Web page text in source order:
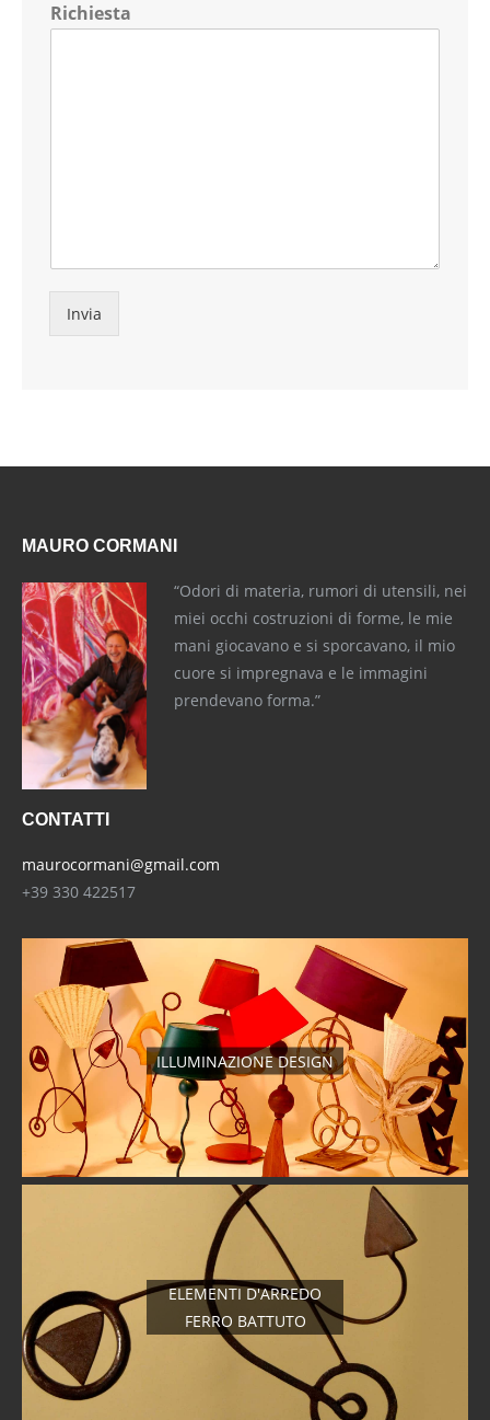
Richiesta
Invia
MAURO CORMANI
“Odori di materia, rumori di utensili, nei
miei occhi costruzioni di forme, le mie
mani giocavano e si sporcavano, il mio
cuore si impregnava e le immagini
prendevano forma.”
CONTATTI
maurocormani@gmail.com
+39 330 422517
ILLUMINAZIONE DESIGN
ELEMENTI D'ARREDO
FERRO BATTUTO